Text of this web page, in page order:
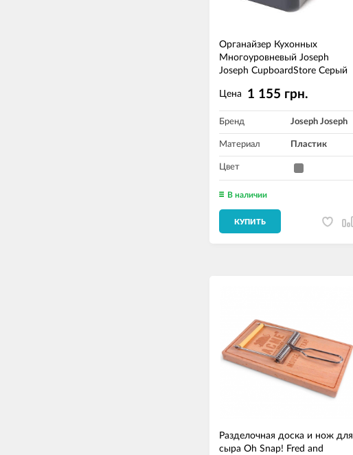
Органайзер Кухонных
Многоуровневый Joseph
Joseph CupboardStore Серый
Цена 1 155 грн.
Бренд Joseph Joseph
Материал Пластик
Цвет
В наличии
КУПИТЬ
Разделочная доска и нож для
сыра Oh Snap! Fred and